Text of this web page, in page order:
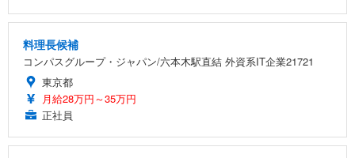
料理長候補
コンパスグループ・ジャパン/六本木駅直結 外資系IT企業21721
東京都
月給28万円～35万円
正社員